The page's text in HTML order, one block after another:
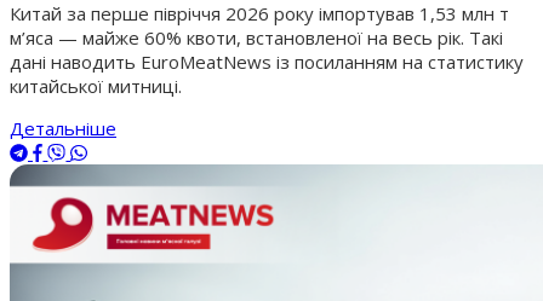
Китай за перше півріччя 2026 року імпортував 1,53 млн т
м’яса — майже 60% квоти, встановленої на весь рік. Такі
дані наводить EuroMeatNews із посиланням на статистику
китайської митниці.
Детальніше